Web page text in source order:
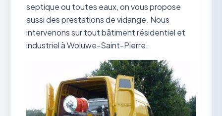
septique ou toutes eaux, on vous propose
aussi des prestations de vidange. Nous
intervenons sur tout bâtiment résidentiel et
industriel à Woluwe-Saint-Pierre.